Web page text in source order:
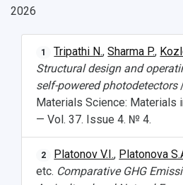
2026
1 Tripathi N.,Sharma P.,
Structural design and
self-powered photodetectors
Materials Science: Materials
— Vol. 37. Issue 4. № 4.
2 Platonov V.I., Platonova
etc. Comparative GHG